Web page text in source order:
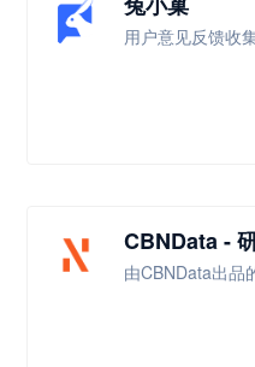
用户意见反馈收
CBNData -
由CBNData出品